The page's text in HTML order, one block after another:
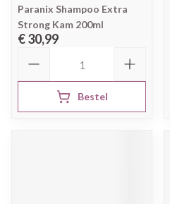
Paranix Shampoo Extra
Strong Kam 200ml
€ 30,99
Bestel